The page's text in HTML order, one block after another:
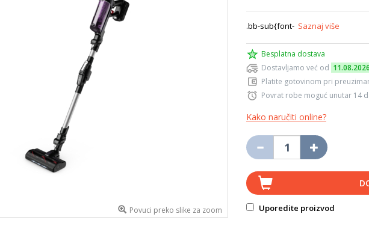
Povuci preko slike za zoom
.bb-sub{font- Saznaj više
Besplatna dostava
Dostavljamo već od 11.08.2026
Platite gotovinom pri
Povrat robe moguć unutar 14
Kako naručiti online?
Uporedite proizvod